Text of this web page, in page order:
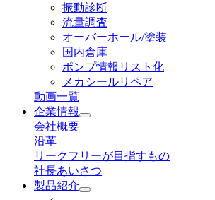
振動診断
流量調査
オーバーホール/塗装
国内倉庫
ポンプ情報リスト化
メカシールリペア
動画一覧
企業情報
会社概要
沿革
リークフリーが目指すもの
社長あいさつ
製品紹介